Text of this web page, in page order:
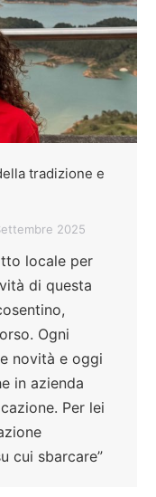
tradizione e
2025
locale per
di questa
Ogni
novità e oggi
in azienda
Per lei
cui sbarcare”